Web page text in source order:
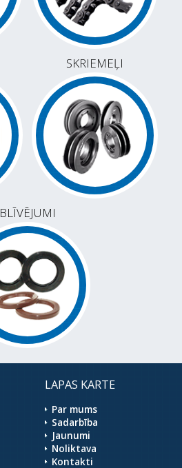
SKRIEMEĻI
BLĪVĒJUMI
LAPAS KARTE
Par mums
Sadarbība
Jaunumi
Noliktava
Kontakti